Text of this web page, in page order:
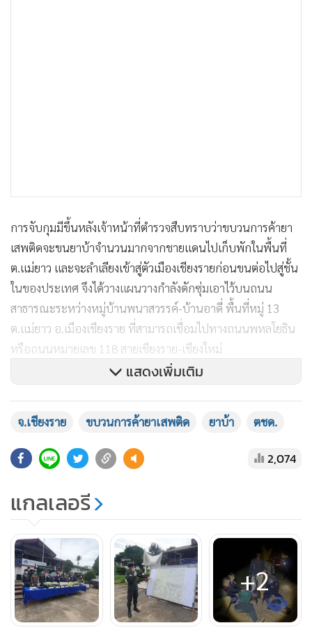
การจับกุมมีขึ้นหลังเจ้าหน้าที่ตำรวจสืบทราบว่าขบวนการค้ายา
เสพติดจะขนยาบ้าจำนวนมากจากชายแดนไปเก็บพักในพื้นที่
ต.แม่ยาว และจะลำเลียงเข้าสู่ตัวเมืองเชียงรายก่อนขนต่อไปสู่ชั้น
ในของประเทศ จึงได้วางแผนวางกำลังดักซุ่มเอาไว้บนถนน
สาธารณะระหว่างหมู่บ้านพนาสวรรค์-บ้านอาดี่ พื้นที่หมู่ 13
ต.แม่ยาว อ.เมืองเชียงราย ที่สามารถเชื่อมไปทางถนนพหลโยธิน
หรือถนนหมายเลข 118 สายเชียงราย-เชียงใหม่
กระทั่ง 23.00 น.เศษที่ผ่านมา (29 ก.ค.) เจ้าหน้าที่พบรถยนต์
กระบะ ยี่ห้อโตโยต้า สีดำ หมายเลขทะเบียน บห 3680 เชียงราย
ผ่านมาจึงให้สัญญาณหยุดตรวจ พบชาย 2 คนในรถ ทราบภาย
หลังคือ “จะหา” เหมือนกันทั้งคู่ โดยบรรทุกกระสอบฟางมาเป็น
จำนวนมากทั้งด้านหน้าและหลัง จึงขอตรวจสอบกระทั่งพบยาบ้า
บรรจุอยู่ 13 กระสอบ กระสอบละ 130 ห่อ ห่อละ 10,000 เม็ด
รวมทั้งหมด 1,300,000 เม็ด จึงได้จับกุมตัวทั้งคู่ไว้ และในตัวนาย
จะหา จะแฮลา ยังพบอาวุธปืนและเครื่องกระสุนดังกล่าวอีกด้วย
แสดงเพิ่มเติม
จ.เชียงราย ขบวนการค้ายาเสพติด ยาบ้า ตชด.
2,074
แกลเลอรี
+2